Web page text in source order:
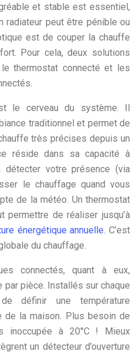
et stable est essentiel,
radiateur peut être pénible ou
est de couper la chauffe
Pour cela, deux solutions
thermostat connecté et les
le cerveau du système. Il
traditionnel et permet de
très précises depuis un
réside dans sa capacité à
détecter votre présence (via
le chauffage quand vous
de la météo. Un thermostat
permettre de réaliser jusqu’à
énergétique annuelle . C’est
du chauffage.
connectés, quant à eux,
pièce. Installés sur chaque
définir une température
de la maison. Plus besoin de
inoccupée à 20°C ! Mieux
un détecteur d’ouverture